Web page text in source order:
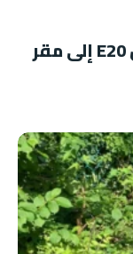
كجريوال يقود مسيرة ضد بنزين E20 إلى مقر